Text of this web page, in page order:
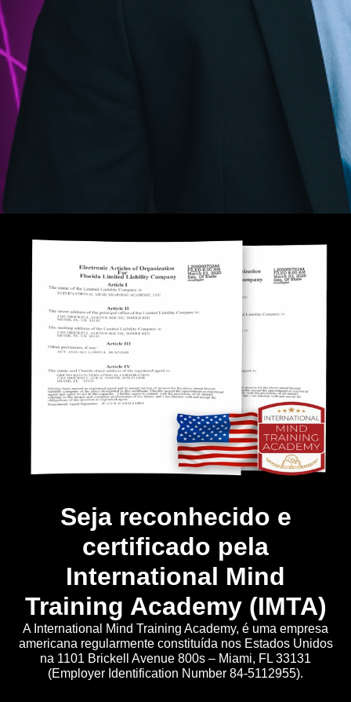
Seja reconhecido e
certificado pela
International Mind
Training Academy (IMTA)
A International Mind Training Academy, é uma empresa
americana regularmente constituída nos Estados Unidos
na 1101 Brickell Avenue 800s – Miami, FL 33131
(Employer Identification Number 84-5112955).